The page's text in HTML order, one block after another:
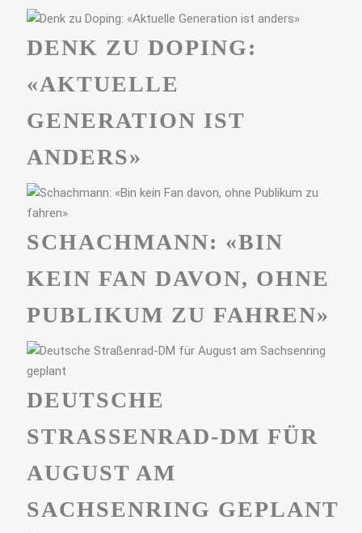
DENK ZU DOPING:
«AKTUELLE
GENERATION IST
ANDERS»
SCHACHMANN: «BIN
KEIN FAN DAVON, OHNE
PUBLIKUM ZU FAHREN»
DEUTSCHE
STRASSENRAD-DM FÜR A
UGUST AM S
ACHSENRING GEPLANT